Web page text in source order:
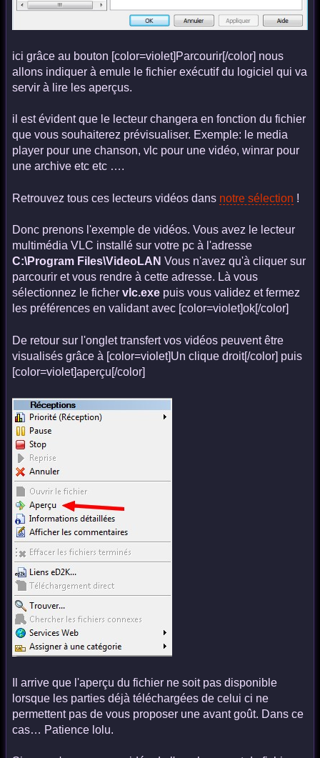
ici grâce au bouton [color=violet]Parcourir[/color] nous
allons indiquer à emule le fichier exécutif du logiciel qui va
servir à lire les aperçus.
il est évident que le lecteur changera en fonction du fichier
que vous souhaiterez prévisualiser. Exemple: le media
player pour une chanson, vlc pour une vidéo, winrar pour
une archive etc etc ….
Retrouvez tous ces lecteurs vidéos dans notre sélection !
Donc prenons l'exemple de vidéos. Vous avez le lecteur
multimédia VLC installé sur votre pc à l'adresse
C:\Program Files\VideoLAN Vous n'avez qu'à cliquer sur
parcourir et vous rendre à cette adresse. Là vous
sélectionnez le ficher vlc.exe puis vous validez et fermez
les préférences en validant avec [color=violet]ok[/color]
De retour sur l'onglet transfert vos vidéos peuvent être
visualisés grâce à [color=violet]Un clique droit[/color] puis
[color=violet]aperçu[/color]
Il arrive que l'aperçu du fichier ne soit pas disponible
lorsque les parties déjà téléchargées de celui ci ne
permettent pas de vous proposer une avant goût. Dans ce
cas… Patience lolu.